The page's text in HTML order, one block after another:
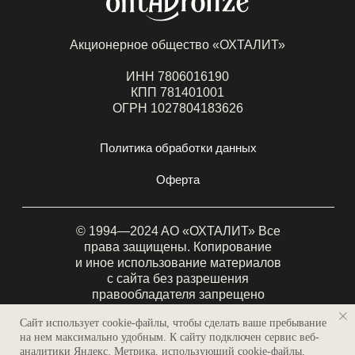
Акционерное общество «ОХТАЛИТ»
ИНН 7806016190
КПП 781401001
ОГРН 1027804183626
© 1994—2024 AO «ОХТАЛИТ» Все
права защищены. Копирование
и иное использование материалов
с сайта без разрешения
правообладателя запрещено
предусмотренную действующим
законодательством.
Оферта
Политика обработки данных
Сайт использует cookie-файлы, чтобы сделать ваше пребывание
на нем максимально удобным. К cайту подключен сервис веб-
аналитики Яндекс. Метрика, использующий cookie-файлы.